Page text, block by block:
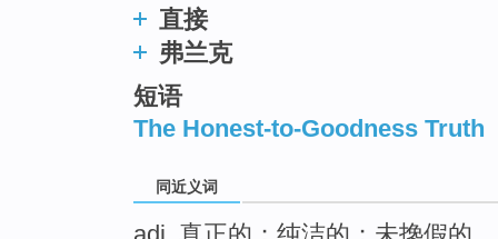
直接
弗兰克
短语
The Honest-to-Goodness Truth
同近义词